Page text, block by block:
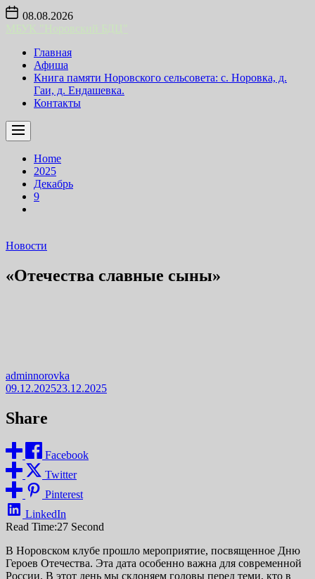
Skip
content
08.08.2026
Главная
Афиша
Книга памяти Норовского сельсовета: с. Норовка, д.
Гаи, д. Ендашевка.
Контакты
Home
2025
Декабрь
9
Новости
«Отечества славные сыны»
adminnorovka
09.12.202523.12.2025
Share
Facebook
Twitter
Pinterest
LinkedIn
Read Time:27 Second
В Норовском клубе прошло мероприятие, посвященное Дню
Героев Отечества. Эта дата особенно важна для современной
России. В этот день мы склоняем головы перед теми, кто в